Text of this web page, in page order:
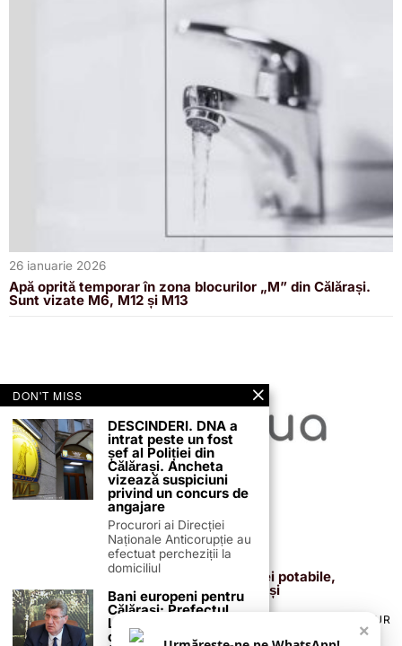
26 ianuarie 2026
Apă oprită temporar în zona blocurilor „M” din Călărași.
Sunt vizate M6, M12 și M13
Avarie la rețeaua de apă: furnizarea apei potabile,
întreruptă temporar în municipiul Călărași
TERMENI ȘI CONDIȚII
POLITICA DE ANULARE & RETUR
PUBLICITATE ONLINE & TIPĂRITĂ
CONTACT
×
DON'T MISS
DESCINDERI. DNA a
intrat peste un fost
șef al Poliției din
Călărași. Ancheta
vizează suspiciuni
privind un concurs de
angajare
Procurori ai Direcției
Naționale Anticorupție au
efectuat percheziții la
domiciliul
Bani europeni pentru
Călărași: Prefectul
Laurențiu State anunță
colaborarea cu ADR